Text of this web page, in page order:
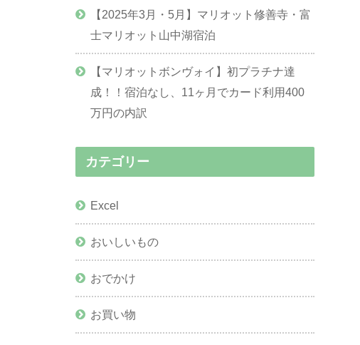
【2025年3月・5月】マリオット修善寺・富
士マリオット山中湖宿泊
【マリオットボンヴォイ】初プラチナ達
成！！宿泊なし、11ヶ月でカード利用400
万円の内訳
カテゴリー
Excel
おいしいもの
おでかけ
お買い物